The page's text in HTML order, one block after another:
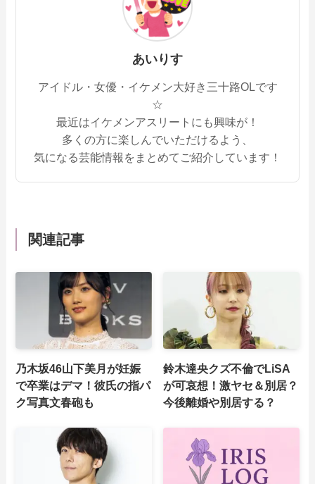
あいりす
アイドル・女優・イケメン大好き三十路OLです
☆
最近はイケメンアスリートにも興味が！
多くの方に楽しんでいただけるよう、
気になる芸能情報をまとめてご紹介しています！
関連記事
乃木坂46山下美月が妊娠
で卒業はデマ！彼氏の指パ
ク写真文春砲も
鈴木達央クズ不倫でLiSA
が可哀想！激ヤセ＆別居？
今後離婚や別居する？